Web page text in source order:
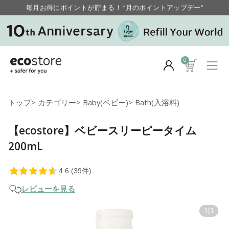
毎月お得にポイントが貯まる！ “月のポイントアップデー”
【重要】お盆期間中のお問い合わせと商品配送に関しまして
毎月お得にポイントが貯まる！ “月のポイントアップデー”
0
トップ> カテゴリー> Baby(ベビー)> Bath(入浴料)
【ecostore】ベビースリーピータイム
200mL
レビューを見る
1 1